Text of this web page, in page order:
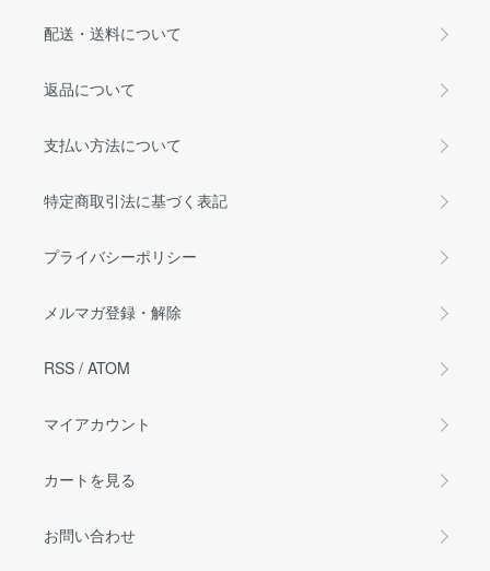
配送・送料について
返品について
支払い方法について
特定商取引法に基づく表記
プライバシーポリシー
メルマガ登録・解除
RSS / ATOM
マイアカウント
カートを見る
お問い合わせ